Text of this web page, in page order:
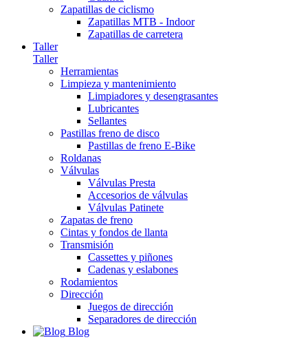
Zapatillas de ciclismo
Zapatillas MTB - Indoor
Zapatillas de carretera
Taller
Taller
Herramientas
Limpieza y mantenimiento
Limpiadores y desengrasantes
Lubricantes
Sellantes
Pastillas freno de disco
Pastillas de freno E-Bike
Roldanas
Válvulas
Válvulas Presta
Accesorios de válvulas
Válvulas Patinete
Zapatas de freno
Cintas y fondos de llanta
Transmisión
Cassettes y piñones
Cadenas y eslabones
Rodamientos
Dirección
Juegos de dirección
Separadores de dirección
Blog